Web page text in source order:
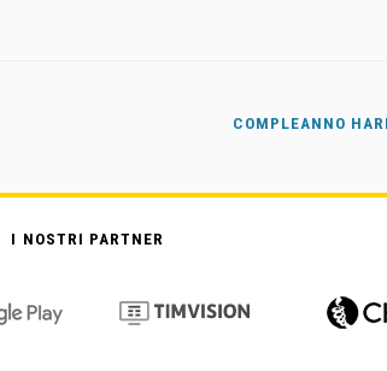
COMPLEANNO
I NOSTRI PARTNER